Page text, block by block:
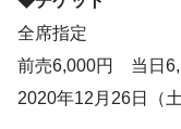
全席指定
前売6,000円 当日
2020年12月26日（